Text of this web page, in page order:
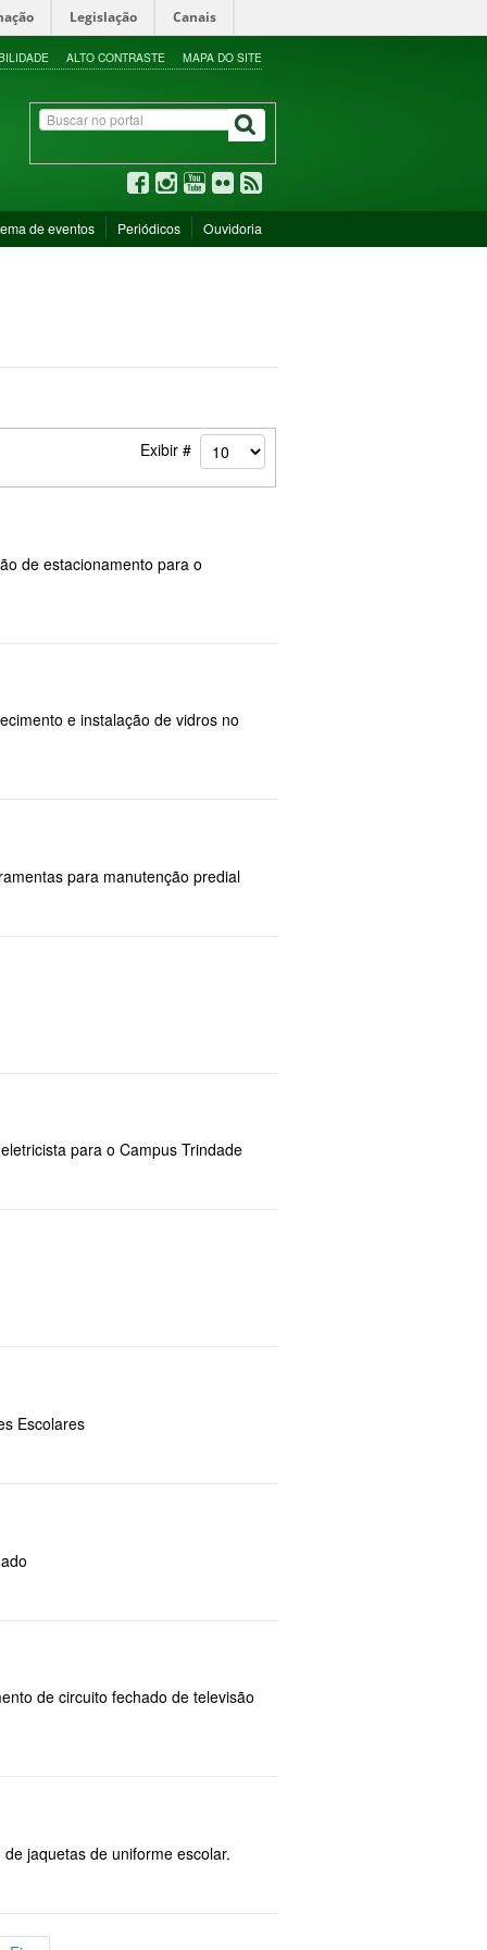
Legislação Canais
ALTO CONTRASTE MAPA DO SITE
de eventos Periódicos Ouvidoria
Exibir #
de estacionamento para o
e instalação de vidros no
para manutenção predial
para o Campus Trindade
Escolares
de circuito fechado de televisão
jaquetas de uniforme escolar.